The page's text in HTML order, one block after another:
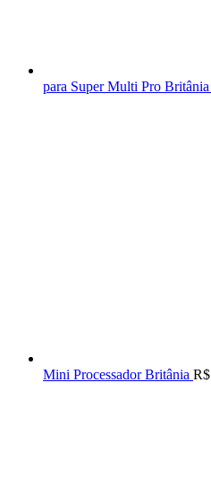
para Super Multi Pro Britânia
Mini Processador Britânia R$